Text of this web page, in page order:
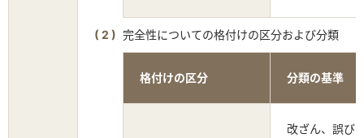
完全性についての格付けの区分および分類
格付けの区分 分類の基準
改ざん、誤び